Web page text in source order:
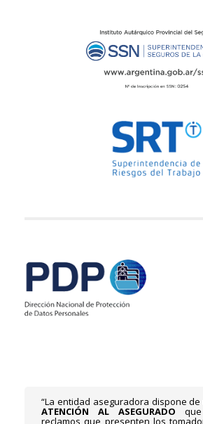
“La entidad aseguradora dispone de
ATENCIÓN AL ASEGURADO
reclamos que presenten los